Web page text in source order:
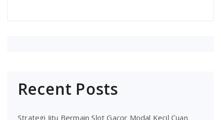
Recent Posts
Strategi Jitu Bermain Slot Gacor Modal Kecil Cuan